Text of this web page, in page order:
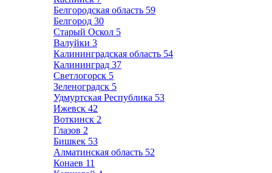
Белгородская область 59
Белгород 30
Старый Оскол 5
Валуйки 3
Калининградская область 54
Калининград 37
Светлогорск 5
Зеленоградск 5
Удмуртская Республика 53
Ижевск 42
Воткинск 2
Глазов 2
Бишкек 53
Алматинская область 52
Конаев 11